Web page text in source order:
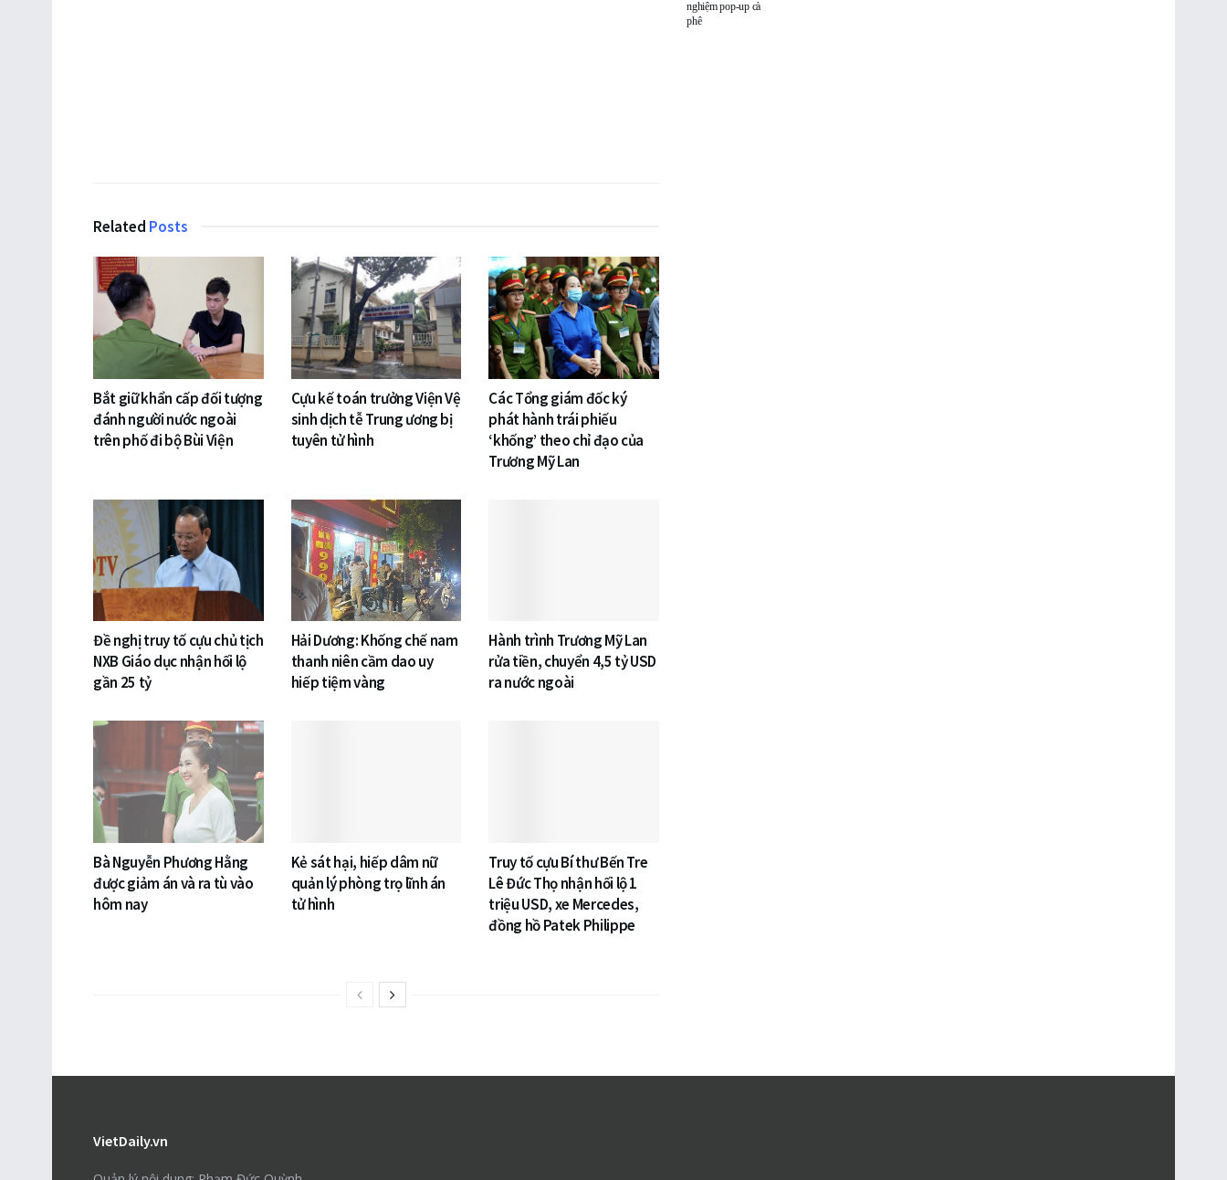
Related Posts
Bắt giữ khẩn cấp đối tượng
đánh người nước ngoài
trên phố đi bộ Bùi Viện
Cựu kế toán trưởng Viện Vệ
sinh dịch tễ Trung ương bị
tuyên tử hình
Các Tổng giám đốc ký
phát hành trái phiếu
‘khống’ theo chỉ đạo của
Trương Mỹ Lan
Đề nghị truy tố cựu chủ tịch
NXB Giáo dục nhận hối lộ
gần 25 tỷ
Hải Dương: Khống chế nam
thanh niên cầm dao uy
hiếp tiệm vàng
Hành trình Trương Mỹ Lan
rửa tiền, chuyển 4,5 tỷ USD
ra nước ngoài
Bà Nguyễn Phương Hằng
được giảm án và ra tù vào
hôm nay
Kẻ sát hại, hiếp dâm nữ
quản lý phòng trọ lĩnh án
tử hình
Truy tố cựu Bí thư Bến Tre
Lê Đức Thọ nhận hối lộ 1
triệu USD, xe Mercedes,
đồng hồ Patek Philippe
nghiệm pop-up cà
phê
VietDaily.vn